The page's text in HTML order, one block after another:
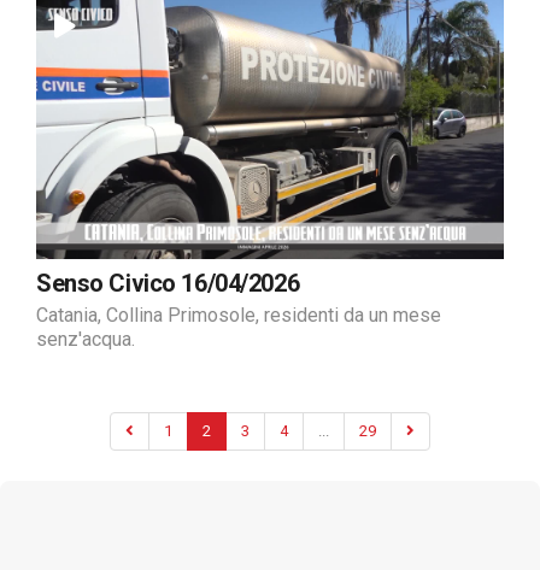
Senso Civico 16/04/2026
Catania, Collina Primosole, residenti da un mese
senz'acqua.
1 2 3 4 ... 29